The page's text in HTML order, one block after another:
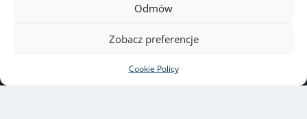
Odmów
Zobacz preferencje
Cookie Policy
26/28, 00-927 Warszawa
Copyright © 2021-2022 by